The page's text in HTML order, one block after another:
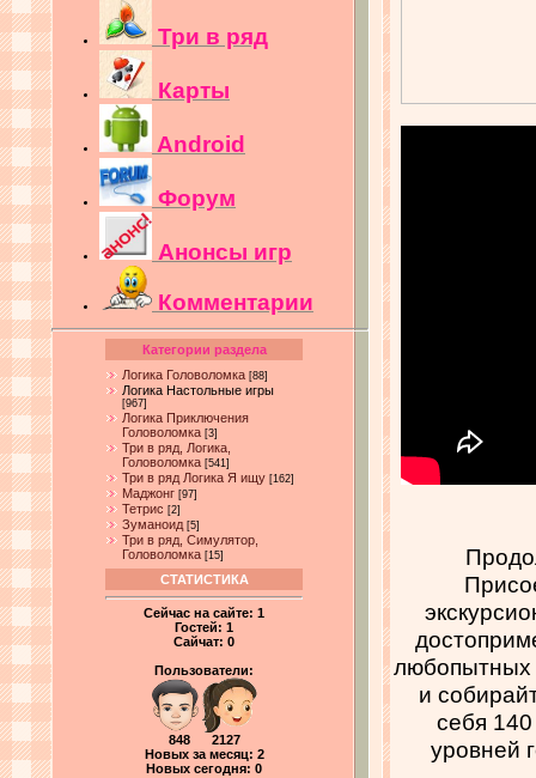
Три в ряд
Карты
Android
Форум
Анонсы игр
Комментарии
Категории раздела
Логика Головоломка [88]
Логика Настольные игры
[967]
Логика Приключения
Головоломка [3]
Три в ряд, Логика,
Головоломка [541]
Три в ряд Логика Я ищу [162]
Маджонг [97]
Тетрис [2]
Зуманоид [5]
Три в ряд, Симулятор,
Головоломка [15]
СТАТИСТИКА
Сейчас на сайте: 1
Гостей: 1
Сайчат: 0
Пользователи:
848 2127
Новых за месяц: 2
Новых сегодня: 0
любопытных
и
себя
уровней